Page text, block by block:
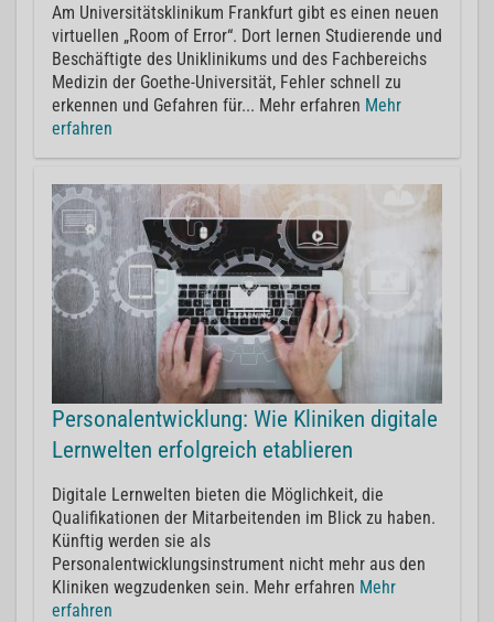
Am Universitätsklinikum Frankfurt gibt es einen neuen
virtuellen „Room of Error“. Dort lernen Studierende und
Beschäftigte des Uniklinikums und des Fachbereichs
Medizin der Goethe-Universität, Fehler schnell zu
erkennen und Gefahren für... Mehr erfahren Mehr
erfahren
Personalentwicklung: Wie Kliniken digitale
Lernwelten erfolgreich etablieren
Digitale Lernwelten bieten die Möglichkeit, die
Qualifikationen der Mitarbeitenden im Blick zu haben.
Künftig werden sie als
Personalentwicklungsinstrument nicht mehr aus den
Kliniken wegzudenken sein. Mehr erfahren Mehr
erfahren